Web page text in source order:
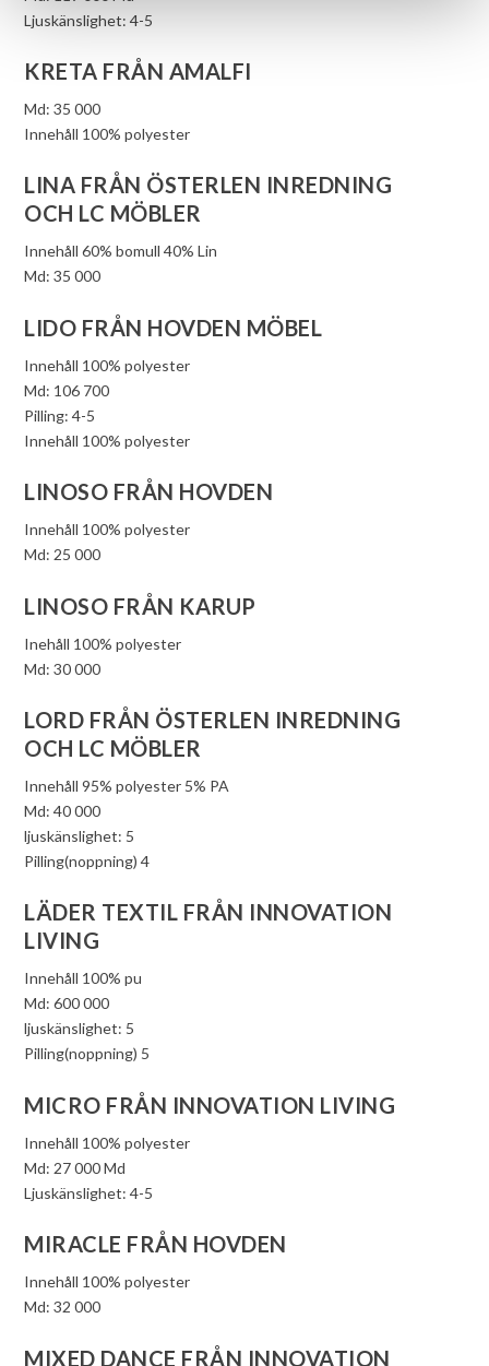
Ljuskänslighet: 4-5
KRETA FRÅN AMALFI
Md: 35 000
Innehåll 100% polyester
LINA FRÅN ÖSTERLEN INREDNING
OCH LC MÖBLER
Innehåll 60% bomull 40% Lin
Md: 35 000
LIDO FRÅN HOVDEN MÖBEL
Innehåll 100% polyester
Md: 106 700
Pilling: 4-5
Innehåll 100% polyester
LINOSO FRÅN HOVDEN
Innehåll 100% polyester
Md: 25 000
LINOSO FRÅN KARUP
Inehåll 100% polyester
Md: 30 000
LORD FRÅN ÖSTERLEN INREDNING
OCH LC MÖBLER
Innehåll 95% polyester 5% PA
Md: 40 000
ljuskänslighet: 5
Pilling(noppning) 4
LÄDER TEXTIL FRÅN INNOVATION
LIVING
Innehåll 100% pu
Md: 600 000
ljuskänslighet: 5
Pilling(noppning) 5
MICRO FRÅN INNOVATION LIVING
Innehåll 100% polyester
Md: 27 000 Md
Ljuskänslighet: 4-5
MIRACLE FRÅN HOVDEN
Innehåll 100% polyester
Md: 32 000
MIXED DANCE FRÅN INNOVATION